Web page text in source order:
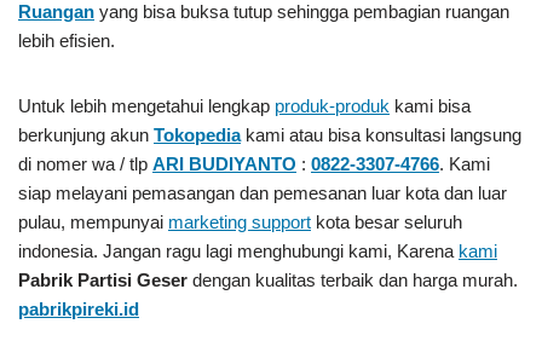
Ruangan yang bisa buksa tutup sehingga pembagian ruangan
lebih efisien.
Untuk lebih mengetahui lengkap produk-produk kami bisa
berkunjung akun Tokopediakami atau bisa konsultasi langsung
di nomer wa / tlp ARI BUDIYANTO : 0822-3307-4766. Kami
siap melayani pemasangan dan pemesanan luar kota dan luar
pulau, mempunyai marketing support kota besar seluruh
indonesia. Jangan ragu lagi menghubungi kami, Karena kami
Pabrik Partisi Geser dengan kualitas terbaik dan harga murah.
pabrikpireki.id